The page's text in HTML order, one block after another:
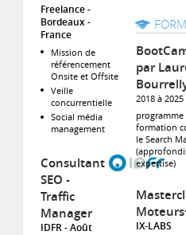
Freelance
Bordeaux
France
Mission de
référencement
Onsite et Offsite
Veille
concurrentielle
Social média
management
Consultant
SEO -
Traffic
Manager
IDFR
Août
par
2018 à 2025
programme
formation
le Search
expertise)
IX-LABS